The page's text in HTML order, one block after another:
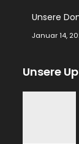
Unsere
Januar 14,
Unsere